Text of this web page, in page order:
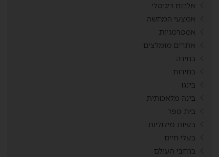
אלבום דיגיטלי
אמצעי המחשה
אסטרטגיות
אתרים מומלצים
בחירה
בחירות
בינגו
בינה מלאכותית
בית ספר
בעיות מילוליות
בעלי חיים
ברחבי העולם